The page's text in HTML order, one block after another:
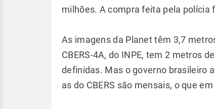
milhões. A compra feita pela polícia
As imagens da Planet têm 3,7
CBERS-4A, do INPE, tem 2 metros
definidas. Mas o governo brasileiro
as do CBERS são mensais, o que